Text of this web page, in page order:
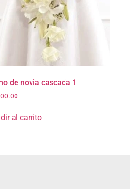
de novia cascada 1
al carrito